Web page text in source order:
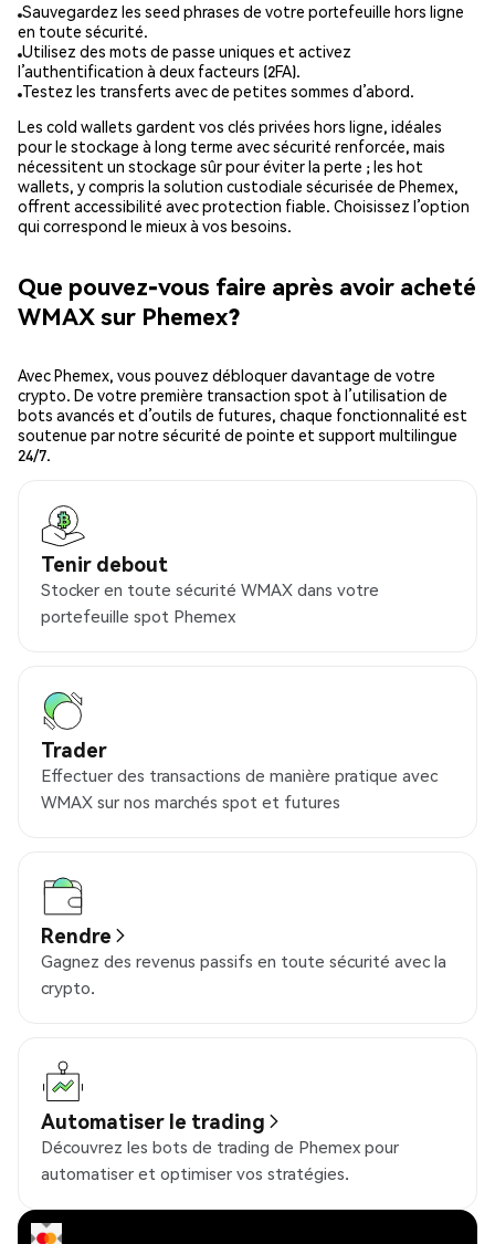
Sauvegardez les seed phrases de votre portefeuille hors ligne
en toute sécurité.
Utilisez des mots de passe uniques et activez
l’authentification à deux facteurs (2FA).
Testez les transferts avec de petites sommes d’abord.
Les cold wallets gardent vos clés privées hors ligne, idéales
pour le stockage à long terme avec sécurité renforcée, mais
nécessitent un stockage sûr pour éviter la perte ; les hot
wallets, y compris la solution custodiale sécurisée de Phemex,
offrent accessibilité avec protection fiable. Choisissez l’option
qui correspond le mieux à vos besoins.
Que pouvez-vous faire après avoir acheté
WMAX sur Phemex?
Avec Phemex, vous pouvez débloquer davantage de votre
crypto. De votre première transaction spot à l’utilisation de
bots avancés et d’outils de futures, chaque fonctionnalité est
soutenue par notre sécurité de pointe et support multilingue
24/7.
Tenir debout
Stocker en toute sécurité WMAX dans votre
portefeuille spot Phemex
Trader
Effectuer des transactions de manière pratique avec
WMAX sur nos marchés spot et futures
Rendre
Gagnez des revenus passifs en toute sécurité avec la
crypto.
Automatiser le trading
Découvrez les bots de trading de Phemex pour
automatiser et optimiser vos stratégies.